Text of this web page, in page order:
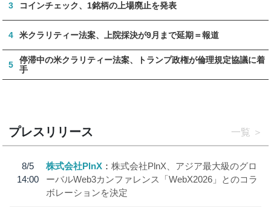
3 コインチェック、1銘柄の上場廃止を発表
4 米クラリティー法案、上院採決が9月まで延期＝報道
5
停滞中の米クラリティー法案、トランプ政権が倫理規定協議に着
手
プレスリリース 一覧
8/5
14:00
株式会社PlnX
株式会社PlnX、アジア最大級のグロ
ーバルWeb3カンファレンス「WebX2026」とのコラ
ボレーションを決定